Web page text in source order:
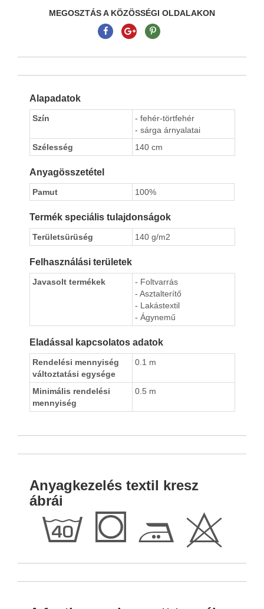
MEGOSZTÁS A KÖZÖSSÉGI OLDALAKON
Alapadatok
Szín
- fehér-törtfehér
- sárga árnyalatai
Szélesség
140 cm
Anyagösszetétel
Pamut 100%
Termék speciális tulajdonságok
Területsürüség 140 g/m2
Felhasználási területek
Javasolt termékek
- Foltvarrás
- Asztalterítő
- Lakástextil
- Ágynemű
Eladással kapcsolatos adatok
Rendelési mennyiség
változtatási egysége
0.1 m
Minimális rendelési
mennyiség
0.5 m
Anyagkezelés textil kresz
ábrái
h Q E H